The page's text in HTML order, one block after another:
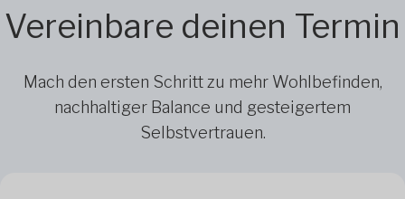
Vereinbare deinen Termin
Mach den ersten Schritt zu mehr Wohlbefinden,
nachhaltiger Balance und gesteigertem
Selbstvertrauen.